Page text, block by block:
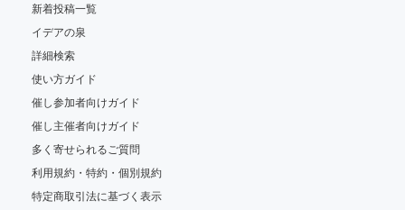
新着投稿一覧
イデアの泉
詳細検索
使い方ガイド
催し参加者向けガイド
催し主催者向けガイド
多く寄せられるご質問
利用規約・特約・個別規約
特定商取引法に基づく表示